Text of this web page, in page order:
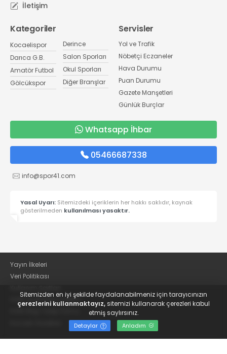
İletişim
Kategoriler
Kocaelispor
Darıca G.B.
Amatör Futbol
Gölcükspor
Derince
Salon Sporları
Okul Sporları
Diğer Branşlar
Servisler
Yol ve Trafik
Nöbetçi Eczaneler
Hava Durumu
Puan Durumu
Gazete Manşetleri
Günlük Burçlar
Whatsapp İhbar
05466687338
info@spor41.com
Yasal Uyarı: Sitemizdeki içeriklerin her hakkı saklıdır, kaynak
gösterilmeden kullanılması yasaktır.
Yayın İlkeleri
Veri Politikası
KVKK Aydınlatma Metni
Sitemizden en iyi şekilde faydalanabilmeniz için tarayıcınızın
çerezlerini kullanmaktayız,sitemizi kullanarak çerezleri kabul
etmiş saylırsınız.
Detaylar Anladım